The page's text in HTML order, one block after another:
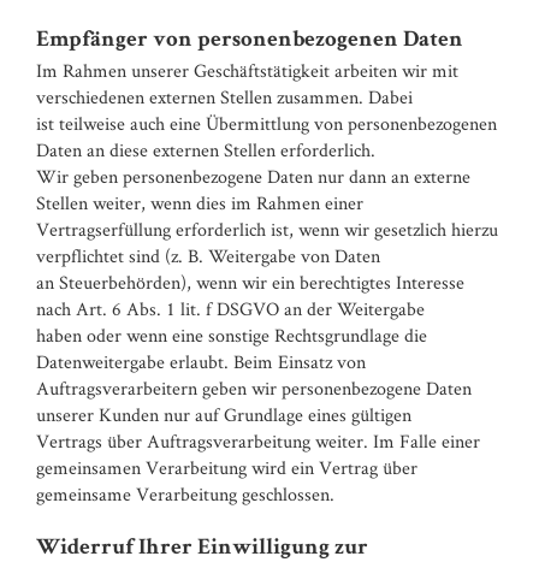
Empfänger von personenbezogenen Daten
Im Rahmen unserer Geschäftstätigkeit arbeiten wir mit
verschiedenen externen Stellen zusammen. Dabei
ist teilweise auch eine Übermittlung von personenbezogenen
Daten an diese externen Stellen erforderlich.
Wir geben personenbezogene Daten nur dann an externe
Stellen weiter, wenn dies im Rahmen einer
Vertragserfüllung erforderlich ist, wenn wir gesetzlich hierzu
verpflichtet sind (z. B. Weitergabe von Daten
an Steuerbehörden), wenn wir ein berechtigtes Interesse
nach Art. 6 Abs. 1 lit. f DSGVO an der Weitergabe
haben oder wenn eine sonstige Rechtsgrundlage die
Datenweitergabe erlaubt. Beim Einsatz von
Auftragsverarbeitern geben wir personenbezogene Daten
unserer Kunden nur auf Grundlage eines gültigen
Vertrags über Auftragsverarbeitung weiter. Im Falle einer
gemeinsamen Verarbeitung wird ein Vertrag über
gemeinsame Verarbeitung geschlossen.
Widerruf Ihrer Einwilligung zur